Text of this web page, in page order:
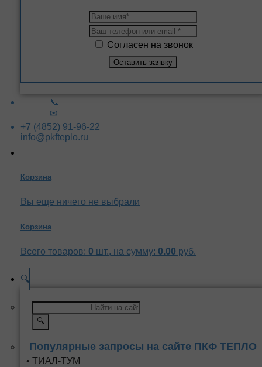
Согласен на звонок
📞
✉
+7 (4852) 91-96-22
info@pkfteplo.ru
Корзина
Вы еще ничего не выбрали
Корзина
Всего товаров: 0 шт., на сумму: 0.00 руб.
🔍
🔍
Популярные запросы на сайте ПКФ ТЕПЛО
• ТИАЛ-ТУМ